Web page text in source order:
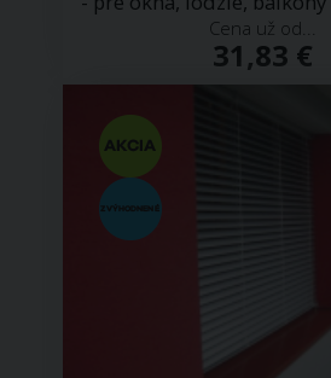
Cena už od...
31,83 €